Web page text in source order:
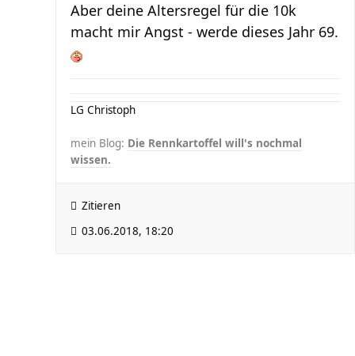
Aber deine Altersregel für die 10k
macht mir Angst - werde dieses Jahr 69.
LG Christoph
mein Blog: Die Rennkartoffel will's nochmal
wissen.
Zitieren
03.06.2018, 18:20